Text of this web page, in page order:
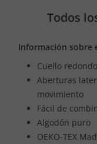
Todos
Información sobre
Cuello redondo
Aberturas
movimiento
Fácil de
Algodón puro
OEKO-TEX